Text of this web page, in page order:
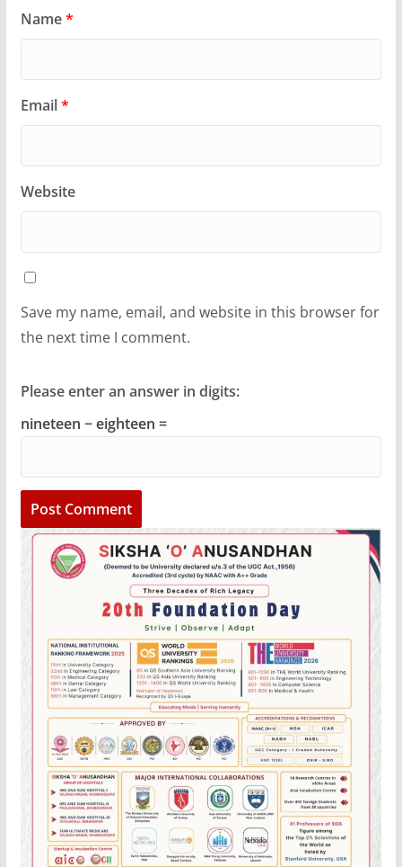
Name*
Email*
Website
Save my name, email, and website in this browser for
the next time I comment.
Please enter an answer in digits:
nineteen − eighteen =